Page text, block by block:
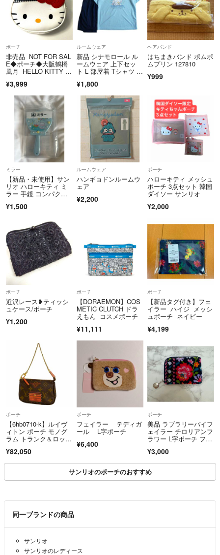
り切れてしまう可能性があります。
購入の際には一言コメントをいただけると助かります。
ポーチ
非売品 NOT FOR SAL
E◆ポーチ◆大阪鶴橋
風月 HELLO KITTY ◆
¥3,999
ルームウェア
新品 シナモロール ル
ームウェア 上下セッ
ト L 部屋着 Tシャツ ハ
ス サンリオ パジャマ
¥1,800
ヘアバンド
はちまきバンド ポムポ
ムプリン 127810
¥999
ミラー
【新品・未使用】サン
リオ ハローキティ ミ
ラー 手鏡 コンパクト
¥1,500
ルームウェア
ハンギョドンルームウ
ェア
¥2,200
ポーチ
ハローキティ メッシュ
ポーチ 3点セット 韓国
ダイソー サンリオ
¥2,000
ポーチ
近沢レース❥ティッシ
ュケース/ポーチ
¥1,200
ポーチ
【DORAEMON】COS
METIC CLUTCH ドラ
えもん コスメポーチ
¥11,111
ポーチ
【新品タグ付き】フェ
イラー ハイジ メッシ
ュポーチ ネイビー
¥4,199
ポーチ
【6hb0710-k】ルイヴ
ィトン ポーチ モノグ
ラム トランク＆ロッ
セソワール M60417 ブ
ラウン【中古】レディ
¥82,050
ポーチ
フェイラー テディガ
ール L字ポーチ
¥6,400
ポーチ
美品 ラブラリーバイフ
ェイラー チロリアンフ
ラワー L字ポーチ フラ
¥3,000
サンリオのポーチのおすすめ
同一ブランドの商品
サンリオ
サンリオのレディース